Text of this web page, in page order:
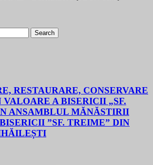
RESTAURARE, CONSERVARE
VALOARE A BISERICII „SF.
ANSAMBLUL MĂNĂSTIRII
”SF. TREIME” DIN